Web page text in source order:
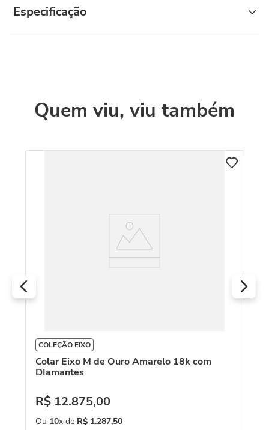
Especificação
Quem viu, viu também
COLEÇÃO EIXO
Colar Eixo M de Ouro Amarelo 18k com
DIamantes
R$ 12.875,00
Ou 10x de R$ 1.287,50